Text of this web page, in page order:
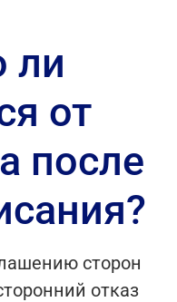
ли
от
после
сторон
отказ